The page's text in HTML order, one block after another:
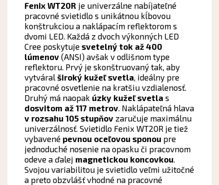
Fenix ​​WT20R je univerzálne nabíjateľné
pracovné svietidlo s unikátnou kĺbovou
konštrukciou a naklápacím reflektorom s
dvomi LED. Každá z dvoch výkonných LED
Cree poskytuje svetelný tok až 400
lúmenov(ANSI) avšak v odlišnom type
reflektoru. Prvý je skonštruovaný tak, aby
vytváral široký kužeľ svetla, ideálny pre
pracovné osvetlenie na kratšiu vzdialenosť.
Druhý má naopak úzky kužeľ svetla s
dosvitom až 117 metrov. Naklápateľná hlava
v rozsahu 105 stupňovzaručuje maximálnu
univerzálnosť. Svietidlo Fenix ​​WT20R je tiež
vybavené pevnou oceľovou sponou pre
jednoduché nosenie na opasku či pracovnom
odeve a ďalej magnetickou koncovkou.
Svojou variabilitou je svietidlo veľmi užitočné
a preto obzvlášť vhodné na pracovné